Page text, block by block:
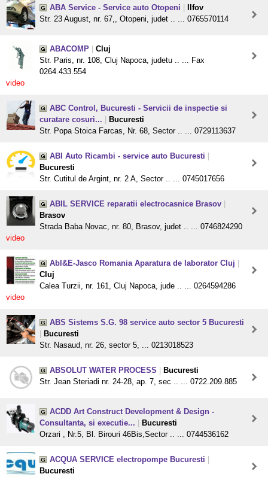
ABA Service - Service auto Otopeni
Ilfov
Str. 23 August, nr. 67,, Otopeni, judet .. ... 0765570114
ABACOMP
Cluj
Str. Paris, nr. 108, Cluj Napoca, judetu .. ... Fax
0264.433.554
video
ABC Control, Bucuresti - Servicii de inspectie si
curatare cosuri...
Bucuresti
Str. Popa Stoica Farcas, Nr. 68, Sector .. ... 0729113637
ABI Auto Ricambi - service auto Bucuresti
Bucuresti
Str. Cutitul de Argint, nr. 2 A, Sector .. ... 0745017656
ABIL SERVICE reparatii electrocasnice Brasov
Brasov
Strada Baba Novac, nr. 80, Brasov, judet .. ... 0746824290
video
Abl&E-Jasco Romania Aparatura de laborator Cluj
Cluj
Calea Turzii, nr. 161, Cluj Napoca, jude .. ... 0264594286
video
ABS Sistems S.G. 98 service auto sector 5 Bucuresti
Bucuresti
Str. Nasaud, nr. 26, sector 5, ... 0213018523
ABSOLUT WATER PROCESS
Bucuresti
Str. Jean Steriadi nr. 24-28, ap. 7, sec .. ... 0722.209.885
ACDD Art Construct Development & Design -
Consultanta, si executie...
Bucuresti
Orzari , Nr.5, Bl. Birouri 46Bis,Sector .. ... 0744536162
ACQUA SERVICE electropompe Bucuresti
Bucuresti